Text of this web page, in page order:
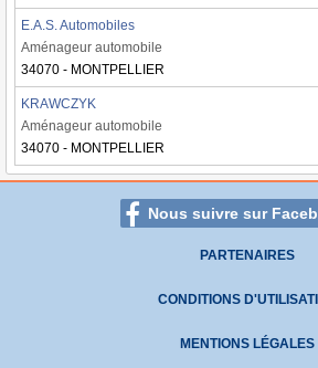
E.A.S. Automobiles
Aménageur automobile
34070 - MONTPELLIER
KRAWCZYK
Aménageur automobile
34070 - MONTPELLIER
Nous suivre sur
PARTENAIRES
CONDITIONS
MENTIONS LÉGALES